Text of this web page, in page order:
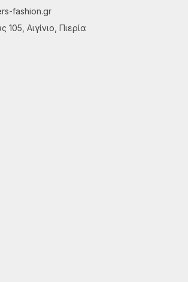
fashion.gr
105, Αιγίνιο, Πιερία